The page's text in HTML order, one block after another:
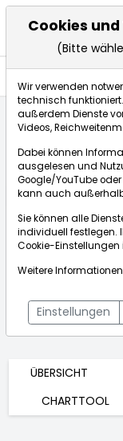
Börse:
US3737371050]
Aktienkurse
ÜBERSICHT
CHARTTOOL
Cookies
(Bitte
Wir verwenden
technisch
außerdem Dienste
Videos,
Dabei können
ausgelesen und
Google/YouTube
kann auch
Sie können alle
individuell festlegen.
Cookie-Einstellungen
Weitere
Einstellungen